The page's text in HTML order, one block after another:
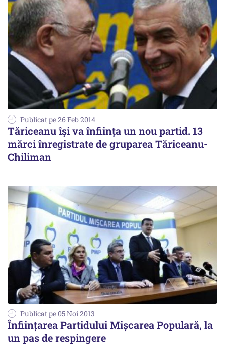
Publicat pe 26 Feb 2014
Tăriceanu îşi va înfiinţa un nou partid. 13
mărci înregistrate de gruparea Tăriceanu-
Chiliman
Publicat pe 05 Noi 2013
Înființarea Partidului Mișcarea Populară, la
un pas de respingere